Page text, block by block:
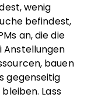
wenig
befindest,
an, die die
Anstellungen
bauen
gegenseitig
Lass